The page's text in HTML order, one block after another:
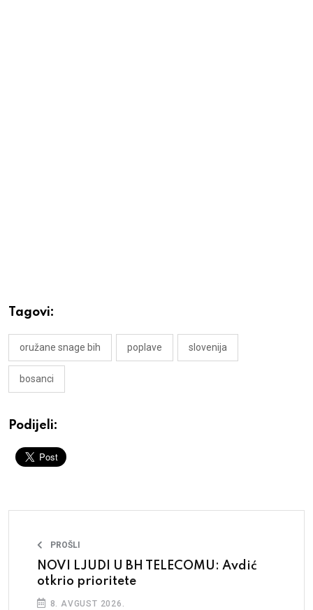
Tagovi:
oružane snage bih poplave slovenija
bosanci
Podijeli:
PROŠLI
NOVI LJUDI U BH TELECOMU: Avdić
otkrio prioritete
8. AVGUST 2026.